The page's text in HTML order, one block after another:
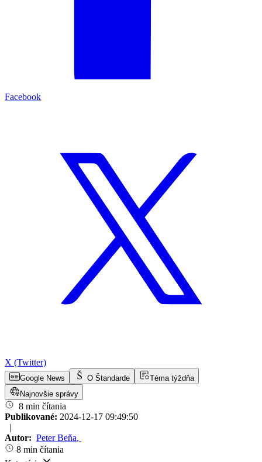
Facebook
X (Twitter)
Google News O Štandarde
Téma týždňa
Najnovšie správy
8 min čítania
Publikované: 2024-12-17 09:49:50
|
Autor: Peter Beňa,
8 min čítania